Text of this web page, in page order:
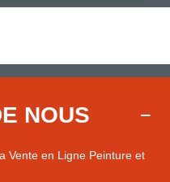
NOUS
Vente en Ligne Peinture et